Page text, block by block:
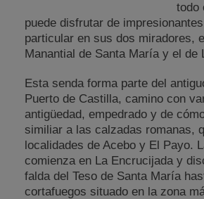
todo
puede disfrutar de
particular en sus dos miradores,
Manantial de Santa María y el de
Esta senda forma parte del
Puerto de Castilla, camino con
antigüedad, empedrado y de
similiar a las calzadas romanas,
localidades de Acebo y El Payo.
comienza en La Encrucijada y
falda del Teso de Santa María
cortafuegos situado en la zona